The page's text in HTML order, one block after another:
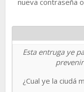
nueva contraseña
Esta entruga ye
¿Cual ye la ciudá